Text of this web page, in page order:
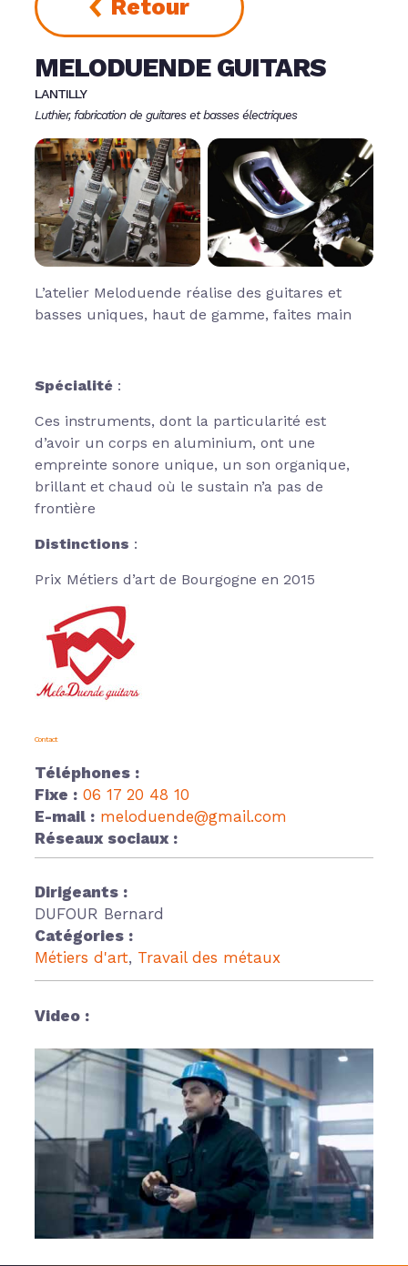
Retour
MELODUENDE GUITARS
LANTILLY
Luthier, fabrication de guitares et basses électriques
L’atelier Meloduende réalise des guitares et
basses uniques, haut de gamme, faites main
Spécialité :
Ces instruments, dont la particularité est
d’avoir un corps en aluminium, ont une
empreinte sonore unique, un son organique,
brillant et chaud où le sustain n’a pas de
frontière
Distinctions :
Prix Métiers d’art de Bourgogne en 2015
Contact
Téléphones :
Fixe : 06 17 20 48 10
E-mail : meloduende@gmail.com
Réseaux sociaux :
Dirigeants :
DUFOUR Bernard
Catégories :
Métiers d'art Travail des métaux
Video :